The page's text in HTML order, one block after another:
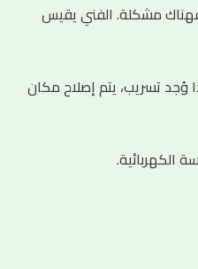
فهناك مشكلة. الفني يقيس
وُجد تسريب، يتم إصلاح مكان
الكهربائية.